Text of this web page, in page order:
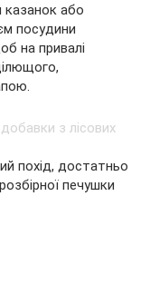
казанок або
посудини
на привалі
похід, достатньо
печушки